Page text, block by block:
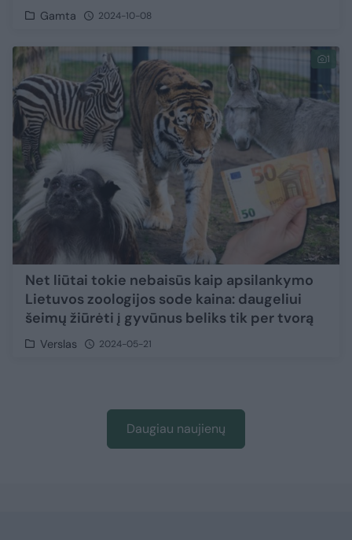
Gamta 2024-10-08
1
Net liūtai tokie nebaisūs kaip apsilankymo
Lietuvos zoologijos sode kaina: daugeliui
šeimų žiūrėti į gyvūnus beliks tik per tvorą
Verslas 2024-05-21
Daugiau naujienų